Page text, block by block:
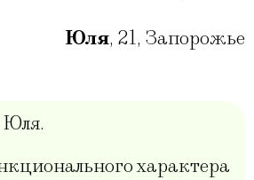
Юля, 21, Запорожье
Юля.
характера